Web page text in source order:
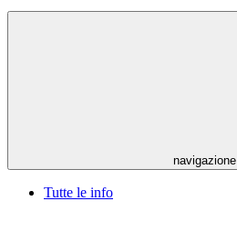
navigazione
Tutte le info